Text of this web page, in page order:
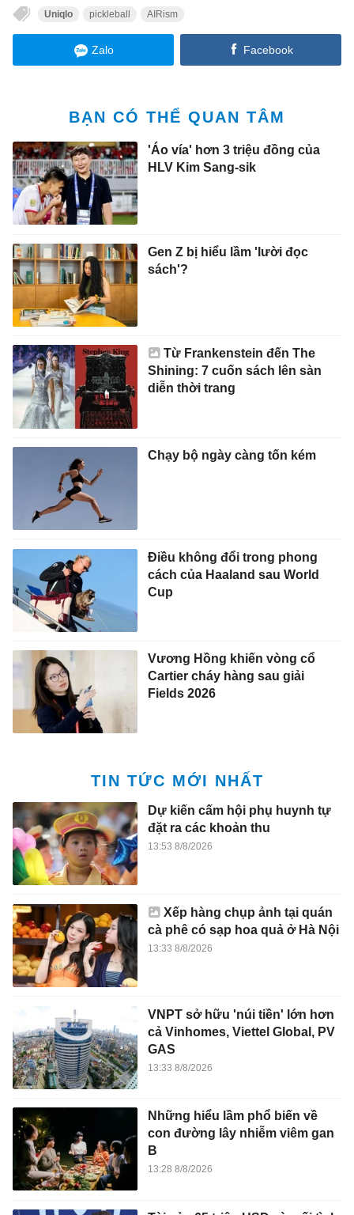
Uniqlo pickleball AIRism
Zalo Facebook
BẠN CÓ THỂ QUAN TÂM
'Áo vía' hơn 3 triệu đồng của
HLV Kim Sang-sik
Gen Z bị hiểu lầm 'lười đọc
sách'?
Từ Frankenstein đến The
Shining: 7 cuốn sách lên sàn
diễn thời trang
Chạy bộ ngày càng tốn kém
Điều không đổi trong phong
cách của Haaland sau World
Cup
Vương Hồng khiến vòng cổ
Cartier cháy hàng sau giải
Fields 2026
TIN TỨC MỚI NHẤT
Dự kiến cấm hội phụ huynh tự
đặt ra các khoản thu
13:53 8/8/2026
Xếp hàng chụp ảnh tại quán
cà phê có sạp hoa quả ở Hà Nội
13:33 8/8/2026
VNPT sở hữu 'núi tiền' lớn hơn
cả Vinhomes, Viettel Global, PV
GAS
13:33 8/8/2026
Những hiểu lầm phổ biến về
con đường lây nhiễm viêm gan
B
13:28 8/8/2026